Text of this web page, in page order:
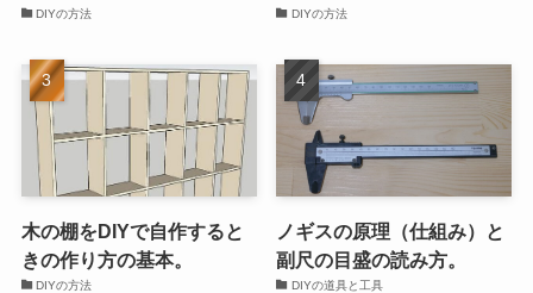
DIYの方法 DIYの方法
木の棚をDIYで自作すると
きの作り方の基本。
DIYの方法
ノギスの原理（仕組み）と
副尺の目盛の読み方。
DIYの道具と工具